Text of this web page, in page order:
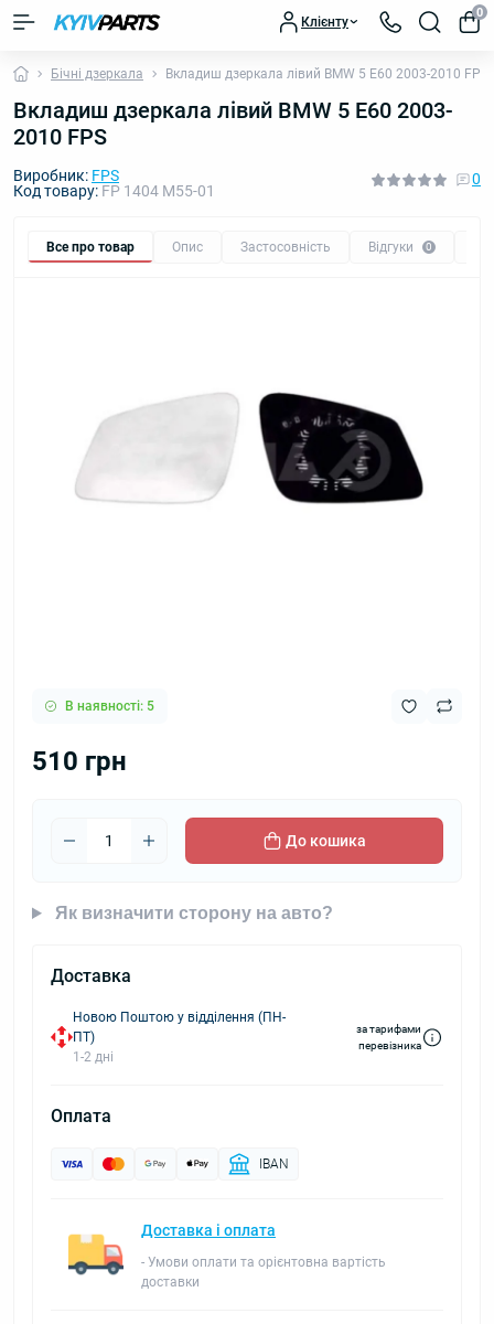
Клієнту
0
Бічні дзеркала Вкладиш дзеркала лівий BMW 5 E60 2003-2010 FPS
Вкладиш дзеркала лівий BMW 5 E60 2003-
2010 FPS
Виробник: FPS
Код товару: FP 1404 M55-01
0
Все про товар Опис Застосовність Відгуки 0
В наявності: 5
510 грн
До кошика
Як визначити сторону на авто?
Доставка
Новою Поштою у відділення (ПН-
ПТ)
1-2 дні
за тарифами
перевізника
Оплата
IBAN
Доставка і оплата
- Умови оплати та орієнтовна вартість
доставки